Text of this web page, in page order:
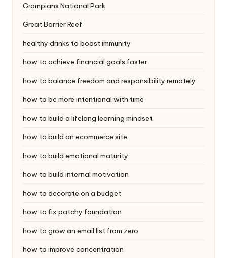
Grampians National Park
Great Barrier Reef
healthy drinks to boost immunity
how to achieve financial goals faster
how to balance freedom and responsibility remotely
how to be more intentional with time
how to build a lifelong learning mindset
how to build an ecommerce site
how to build emotional maturity
how to build internal motivation
how to decorate on a budget
how to fix patchy foundation
how to grow an email list from zero
how to improve concentration